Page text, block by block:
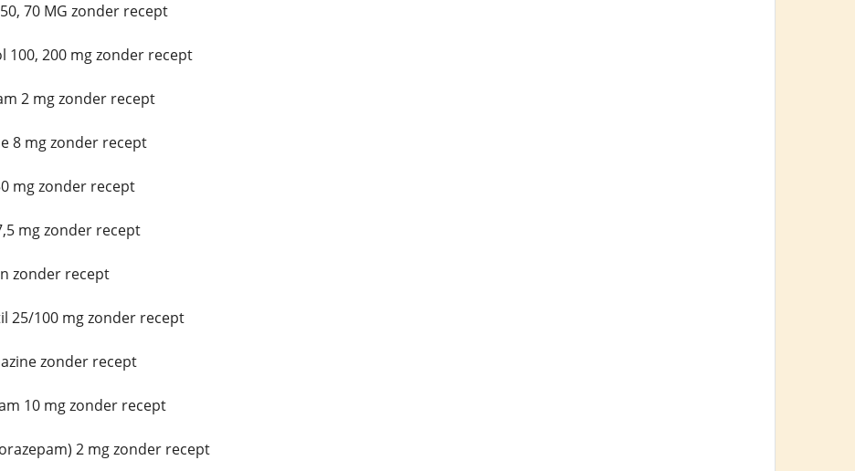
70 MG zonder recept
100, 200 mg zonder recept
2 mg zonder recept
8 mg zonder recept
mg zonder recept
mg zonder recept
zonder recept
25/100 mg zonder recept
zonder recept
10 mg zonder recept
2 mg zonder recept